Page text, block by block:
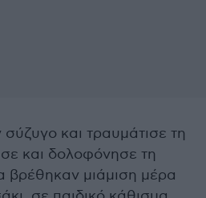
και τραυμάτισε τη
και δολοφόνησε τη
βρέθηκαν μιάμιση μέρα